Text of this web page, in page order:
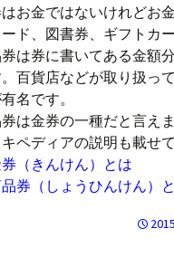
お金ではないけれどお
ド、図書券、ギフトカ
は券に書いてある金額
百貨店などが取り扱っ
名です。
は金券の一種だと言えま
ペディアの説明も載せ
（きんけん）とは
券（しょうひんけん）